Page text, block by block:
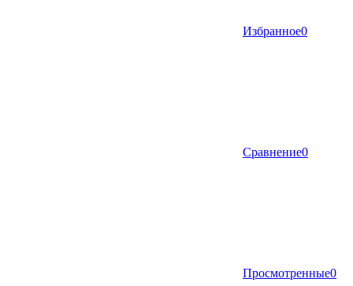
Избранное0
Сравнение0
Просмотренные0